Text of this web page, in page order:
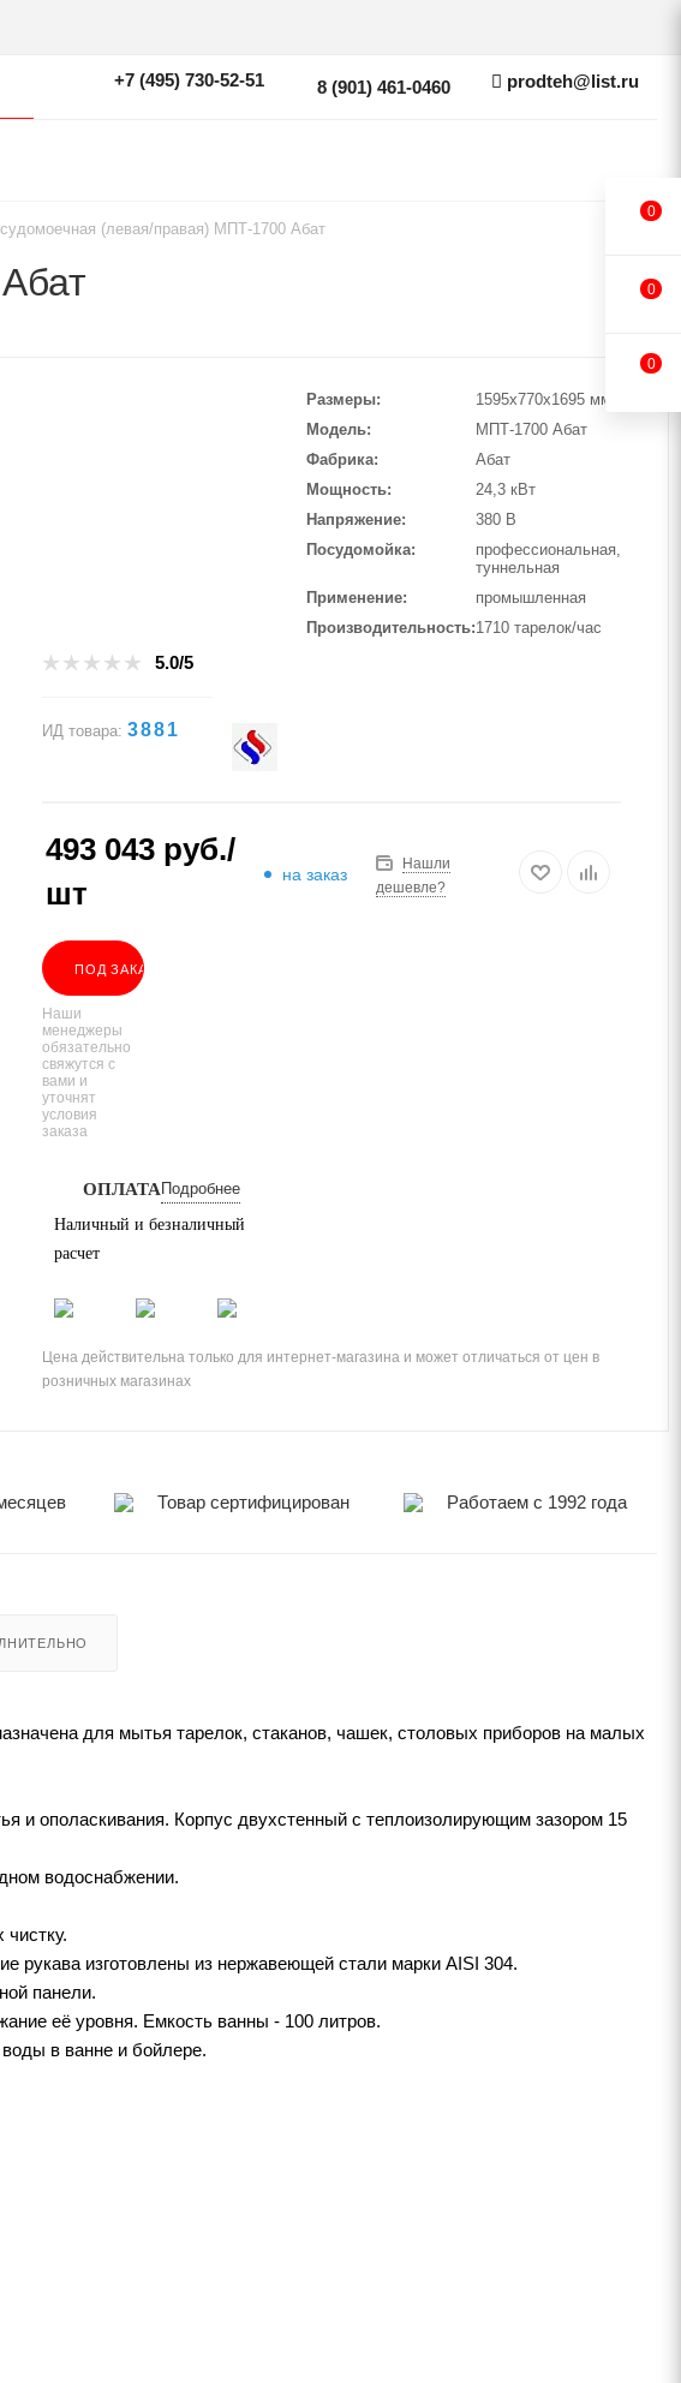
+7 (495) 730-52-51 8 (901) 461-0460 prodteh@list.ru
(левая/правая) МПТ-1700 Абат
Размеры
1595х770х1695 мм
Модель
МПТ-1700 Абат
Фабрика
Абат
Мощность
24,3 кВт
Напряжение
380 В
Посудомойка
профессиональная,
туннельная
Применение
промышленная
Производительность 1710 тарелок/час
5.0/5
ИД товара: 3881
493 043 руб./
шт
на заказ
Нашли
дешевле?
ПОД ЗАКАЗ
Наши
менеджеры
обязательно
свяжутся с
вами и
уточнят
условия
заказа
ОПЛАТА Подробнее
Наличный и безналичный
расчет
Цена действительна только для интернет-магазина и может отличаться от цен в
розничных магазинах
Товар сертифицирован Работаем с 1992 года
для мытья тарелок, стаканов, чашек, столовых приборов на малых
и ополаскивания. Корпус двухстенный с теплоизолирующим зазором 15
водоснабжении.
чистку.
рукава изготовлены из нержавеющей стали марки AISI 304.
панели.
её уровня. Емкость ванны - 100 литров.
в ванне и бойлере.
0
0
0